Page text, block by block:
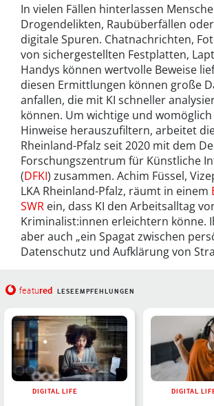
In vielen Fällen hinterlassen
Drogendelikten, Raubüberfällen
digitale Spuren. Chatnachrichten,
von sichergestellten Festplatten,
Handys können wertvolle Beweise
diesen Ermittlungen können große
anfallen, die mit KI schneller
können. Um wichtige und
Hinweise herauszufiltern, arbeitet
Rheinland-Pfalz seit 2020 mit dem
Forschungszentrum für Künstliche
(DFKI) zusammen. Achim Füssel,
LKA Rheinland-Pfalz, räumt in einem
SWR ein, dass KI den Arbeitsalltag
Kriminalist:innen erleichtern könne.
aber auch „ein Spagat zwischen
Datenschutz und Aufklärung von
featured LESEEMPFEHLUNGEN
DIGITAL LIFE DIGITAL